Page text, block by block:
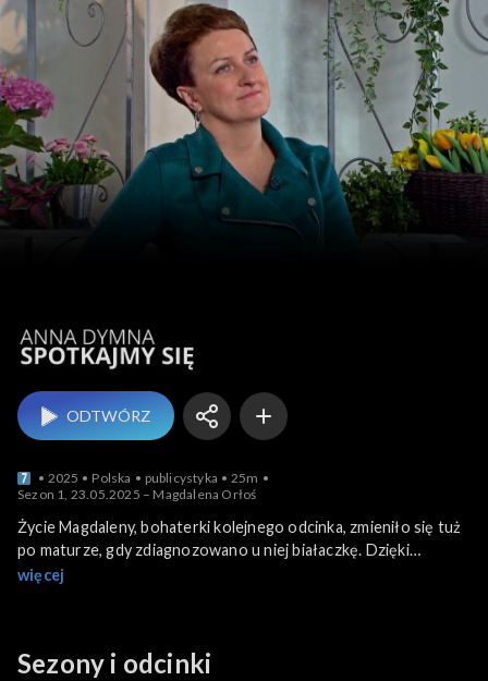
Anna Dymna –
ODTWÓRZ
2025 Polska publicystyka
25m
Sezon 1, 23.05.2025 – Magdalena Orłoś
Życie Magdaleny, bohaterki kolejnego odcinka, zmieniło się tuż
po maturze, gdy zdiagnozowano u niej białaczkę. Dzięki
szczęściu, lekarzom i jak mówi opiece Najwyższego, znaleziono
obronić się przed toksoplazmozą, która odebrała jej wzrok.
więcej
Sezony i odcinki